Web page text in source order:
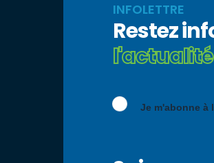
INFOLETTRE
Restez
l'actualité
Je m'abonne à